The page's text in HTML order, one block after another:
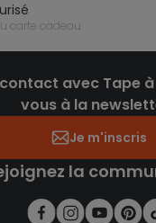
carte cadeau
avec Tape à
vous à la
Je m'inscris
la